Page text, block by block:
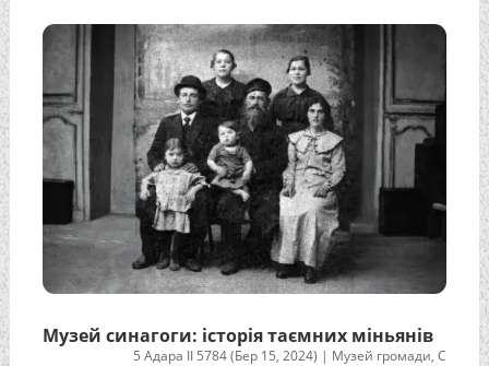
Музей синагоги: історія таємних міньянів
5 Адара II 5784 (Бер 15, 2024) | Музей громади,С